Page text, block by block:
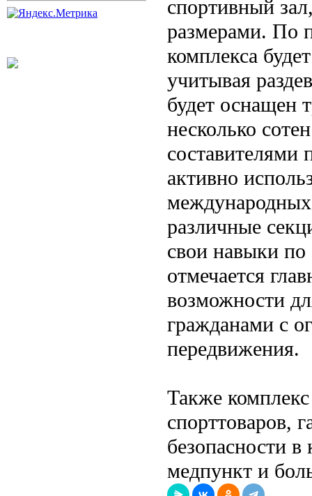
спортивный
размерами. По
комплекса
учитывая
будет оснащен
несколько
составителями
активно
международных
различные
свои навыки
отмечается
возможности
гражданами с
передвижения.
Также
спорттоваров,
безопасности
медпункт и